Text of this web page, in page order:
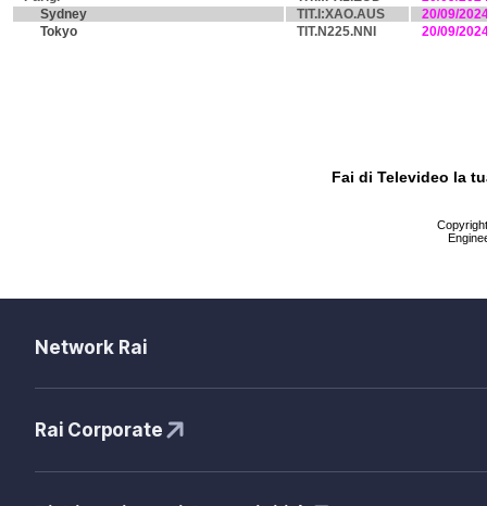
Sydney
TIT.I:XAO.AUS
20/09/
Tokyo
TIT.N225.NNI 20/09/
Fai di Televideo la